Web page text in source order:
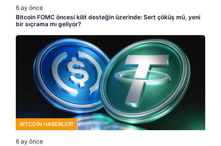
6 ay önce
Bitcoin FOMC öncesi kilit desteğin üzerinde: Sert çöküş mü, yeni
bir sıçrama mı geliyor?
BITCOIN HABERLERI
6 ay önce